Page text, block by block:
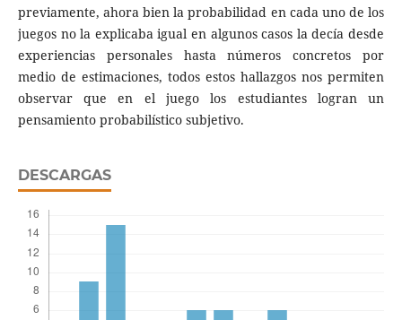
previamente, ahora bien la probabilidad en cada uno de los
juegos no la explicaba igual en algunos casos la decía desde
experiencias personales hasta números concretos por
medio de estimaciones, todos estos hallazgos nos permiten
observar que en el juego los estudiantes logran un
pensamiento probabilístico subjetivo.
DESCARGAS